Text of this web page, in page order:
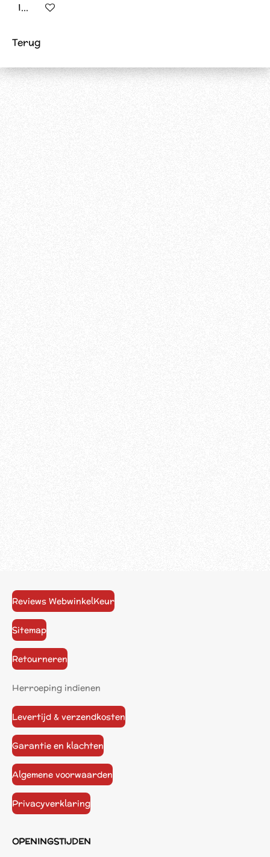
In winkelwagen
Terug
Reviews WebwinkelKeur
Sitemap
Retourneren
Herroeping indienen
Levertijd & verzendkosten
Garantie en klachten
Algemene voorwaarden
Privacyverklaring
OPENINGSTIJDEN